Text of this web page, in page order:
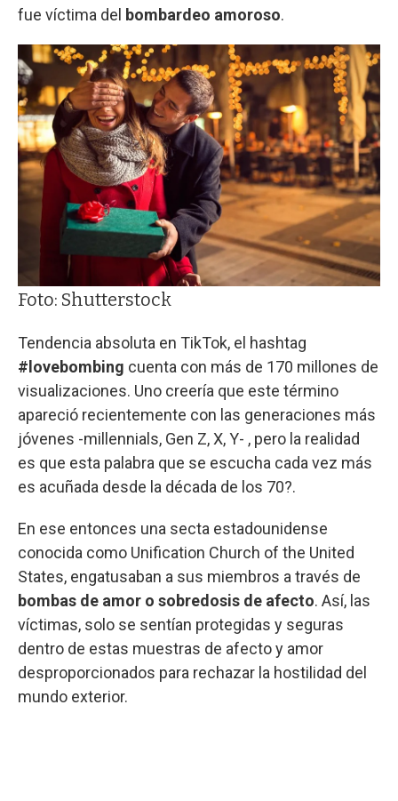
fue víctima del bombardeo amoroso.
Foto: Shutterstock
Tendencia absoluta en TikTok, el hashtag
#lovebombing cuenta con más de 170 millones de
visualizaciones. Uno creería que este término
apareció recientemente con las generaciones más
jóvenes -millennials, Gen Z, X, Y- , pero la realidad
es que esta palabra que se escucha cada vez más
es acuñada desde la década de los 70?.
En ese entonces una secta estadounidense
conocida como Unification Church of the United
States, engatusaban a sus miembros a través de
bombas de amor o sobredosis de afecto. Así, las
víctimas, solo se sentían protegidas y seguras
dentro de estas muestras de afecto y amor
desproporcionados para rechazar la hostilidad del
mundo exterior.